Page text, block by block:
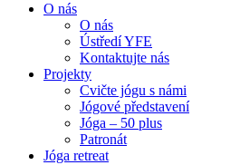
O nás
O nás
Ústředí YFE
Kontaktujte nás
Projekty
Cvičte jógu s námi
Jógové představení
Jóga – 50 plus
Patronát
Jóga retreat